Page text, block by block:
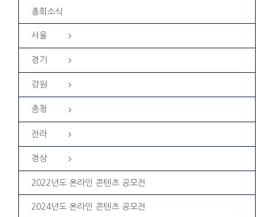
총회소식
서울
경기
강원
충청
전라
경상
2022년도 온라인 콘텐츠 공모전
2024년도 온라인 콘텐츠 공모전